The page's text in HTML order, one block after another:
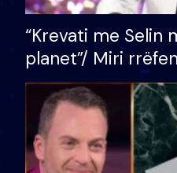
“Krevati me Selin
planet”/ Miri
bukura në
mungojë zilja e